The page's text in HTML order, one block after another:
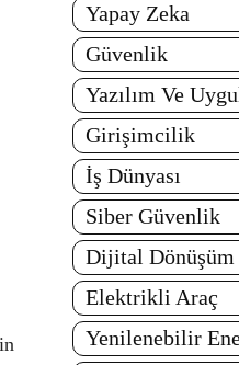
Yapay Zeka
Güvenlik
Yazılım Ve
Girişimcilik
İş Dünyası
Siber Güvenlik
Dijital Dönüşüm
Elektrikli Araç
Yenilenebilir